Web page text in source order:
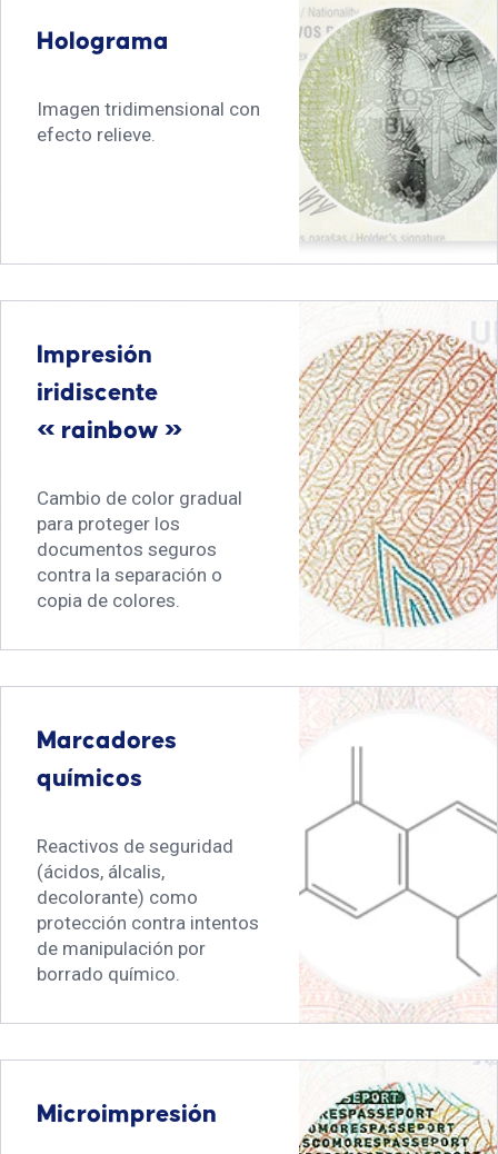
Holograma
Imagen tridimensional con
efecto relieve.
Impresión
iridiscente
« rainbow »
Cambio de color gradual
para proteger los
documentos seguros
contra la separación o
copia de colores.
Marcadores
químicos
Reactivos de seguridad
(ácidos, álcalis,
decolorante) como
protección contra intentos
de manipulación por
borrado químico.
Microimpresión